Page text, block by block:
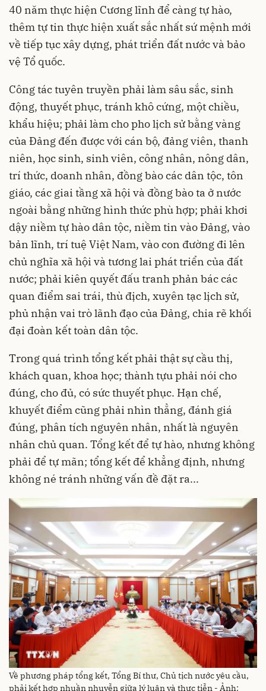
40 năm thực hiện Cương lĩnh để càng tự hào,
thêm tự tin thực hiện xuất sắc nhất sứ mệnh mới
về tiếp tục xây dựng, phát triển đất nước và bảo
vệ Tổ quốc.
Công tác tuyên truyền phải làm sâu sắc, sinh
động, thuyết phục, tránh khô cứng, một chiều,
khẩu hiệu; phải làm cho pho lịch sử bằng vàng
của Đảng đến được với cán bộ, đảng viên, thanh
niên, học sinh, sinh viên, công nhân, nông dân,
trí thức, doanh nhân, đồng bào các dân tộc, tôn
giáo, các giai tầng xã hội và đồng bào ta ở nước
ngoài bằng những hình thức phù hợp; phải khơi
dậy niềm tự hào dân tộc, niềm tin vào Đảng, vào
bản lĩnh, trí tuệ Việt Nam, vào con đường đi lên
chủ nghĩa xã hội và tương lai phát triển của đất
nước; phải kiên quyết đấu tranh phản bác các
quan điểm sai trái, thù địch, xuyên tạc lịch sử,
phủ nhận vai trò lãnh đạo của Đảng, chia rẽ khối
đại đoàn kết toàn dân tộc.
Trong quá trình tổng kết phải thật sự cầu thị,
khách quan, khoa học; thành tựu phải nói cho
đúng, cho đủ, có sức thuyết phục. Hạn chế,
khuyết điểm cũng phải nhìn thẳng, đánh giá
đúng, phân tích nguyên nhân, nhất là nguyên
nhân chủ quan. Tổng kết để tự hào, nhưng không
phải để tự mãn; tổng kết để khẳng định, nhưng
không né tránh những vấn đề đặt ra...
Về phương pháp tổng kết, Tổng Bí thư, Chủ tịch nước yêu cầu,
phải kết hợp nhuần nhuyễn giữa lý luận và thực tiễn - Ảnh: